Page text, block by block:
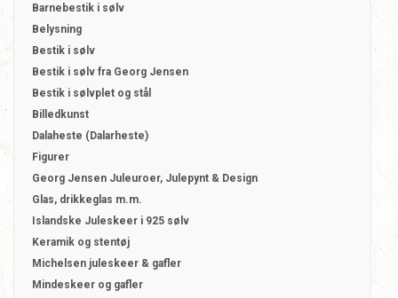
Barnebestik i sølv
Belysning
Bestik i sølv
Bestik i sølv fra Georg Jensen
Bestik i sølvplet og stål
Billedkunst
Dalaheste (Dalarheste)
Figurer
Georg Jensen Juleuroer, Julepynt & Design
Glas, drikkeglas m.m.
Islandske Juleskeer i 925 sølv
Keramik og stentøj
Michelsen juleskeer & gafler
Mindeskeer og gafler